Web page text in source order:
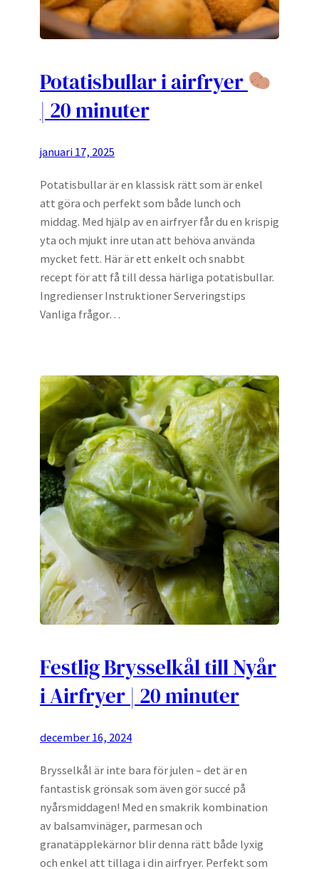
Potatisbullar i airfryer
| 20 minuter
januari 17, 2025
Potatisbullar är en klassisk rätt som är enkel
att göra och perfekt som både lunch och
middag. Med hjälp av en airfryer får du en krispig
yta och mjukt inre utan att behöva använda
mycket fett. Här är ett enkelt och snabbt
recept för att få till dessa härliga potatisbullar.
Ingredienser Instruktioner Serveringstips
Vanliga frågor…
Festlig Brysselkål till Nyår
i Airfryer | 20 minuter
december 16, 2024
Brysselkål är inte bara för julen – det är en
fantastisk grönsak som även gör succé på
nyårsmiddagen! Med en smakrik kombination
av balsamvinäger, parmesan och
granatäpplekärnor blir denna rätt både lyxig
och enkel att tillaga i din airfryer. Perfekt som